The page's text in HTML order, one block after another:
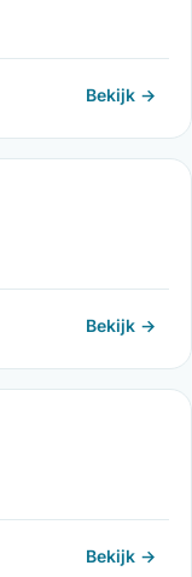
Bekijk →
Bekijk →
Bekijk →